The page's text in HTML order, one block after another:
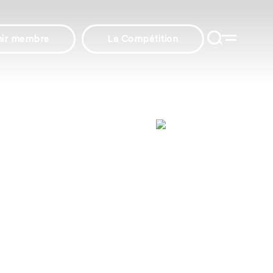
membre La Compétition